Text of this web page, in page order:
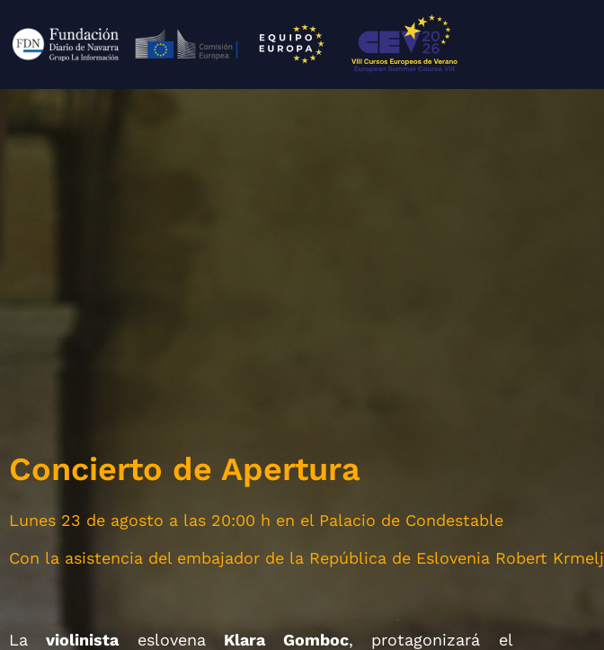
Concierto de Apertura
Lunes 23 de agosto a las 20:00 h en el Palacio de Condestable
Con la asistencia del embajador de la República de Eslovenia Robert Krmelj
Laviolinistaeslovena Klara Gomboc, protagonizará el